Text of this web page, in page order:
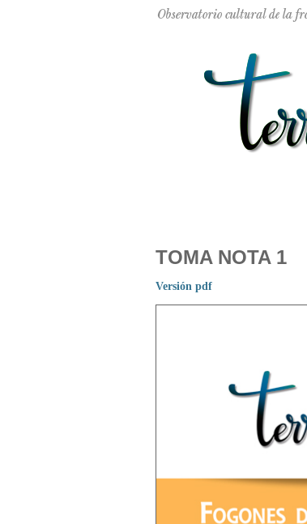
TOMA NOTA 1
Versión pdf